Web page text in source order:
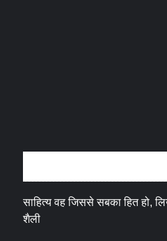
साहित्य वह जिससे सबका हित हो,
शैली